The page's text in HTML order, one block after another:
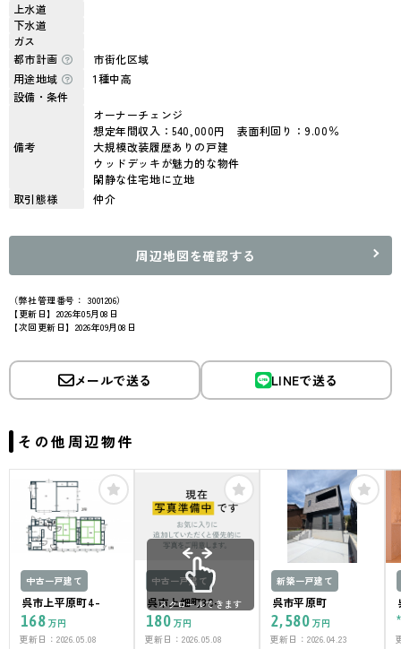
上水道
下水道
ガス
都市計画
市街化区域
用途地域
1種中高
設備・条件
備考
オーナーチェンジ
想定年間収入：540,000円 表面利回り：9.00％
大規模改装履歴ありの戸建
ウッドデッキが魅力的な物件
閑静な住宅地に立地
取引態様
仲介
周辺地図を確認する
（弊社管理番号： 3001206）
【更新日】2026年05月08日
【次回更新日】2026年09月08日
メールで送る LINEで送る
その他周辺物件
中古一戸建て
呉市上平原町4-
168 万円
更新日： 2026.05.08
中古一戸建て
呉市上畑町30-
180 万円
更新日： 2026.05.08
新築一戸建て
呉市平原町
2,580 万円
更新日： 2026.04.23
スクロールできます